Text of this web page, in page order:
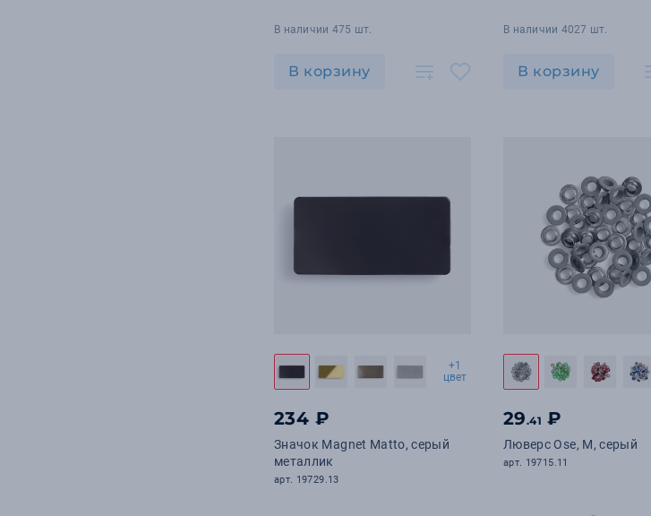
В наличии 475 шт.
В корзину
В наличии 4027 шт.
В корзину
+1
цвет
234 ₽
Значок Magnet Matto, серый
металлик
арт. 19729.13
29.41 ₽
Люверс Ose, M, серый
арт. 19715.11